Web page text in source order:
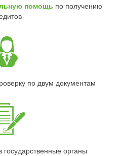
помощь по получению
по двум документам
государственные органы